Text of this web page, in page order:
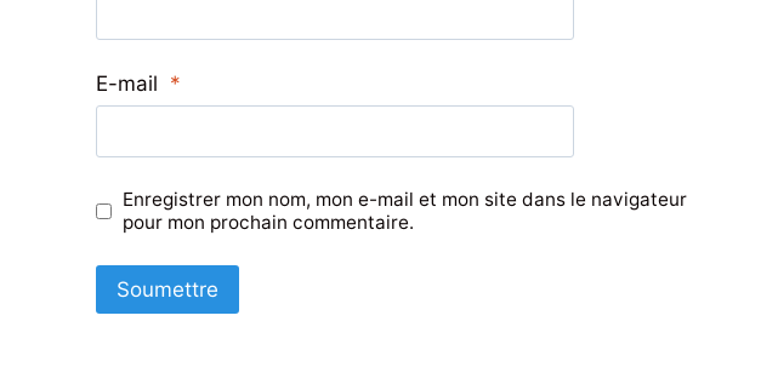
E-mail *
Enregistrer mon nom, mon e-mail et mon site dans le navigateur
pour mon prochain commentaire.